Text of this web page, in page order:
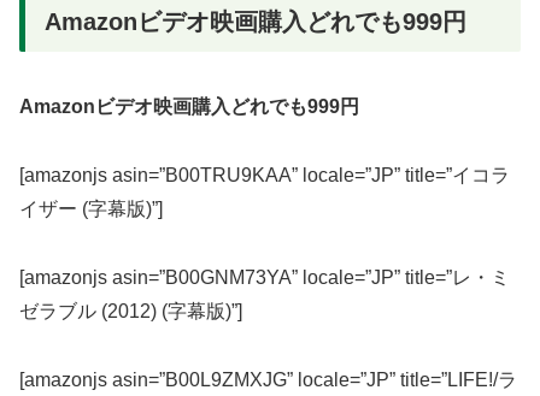
Amazonビデオ映画購入どれでも999円
Amazonビデオ映画購入どれでも999円
[amazonjs asin=”B00TRU9KAA” locale=”JP” title=”イコラ
イザー (字幕版)”]
[amazonjs asin=”B00GNM73YA” locale=”JP” title=”レ・ミ
ゼラブル (2012) (字幕版)”]
[amazonjs asin=”B00L9ZMXJG” locale=”JP” title=”LIFE!/ラ